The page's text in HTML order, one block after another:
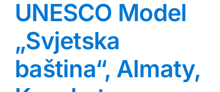
UNESCO Model
„Svjetska
baština“, Almaty,